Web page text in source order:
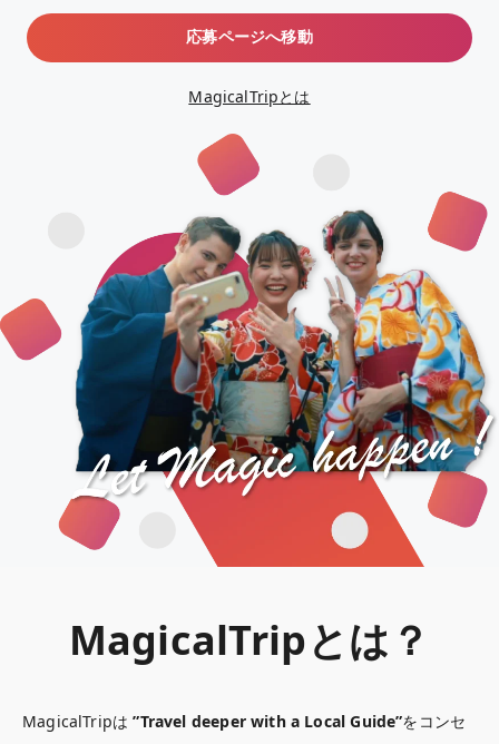
応募ページへ移動
MagicalTripとは
MagicalTripとは？
MagicalTripは ”Travel deeper with a Local Guide”をコンセ